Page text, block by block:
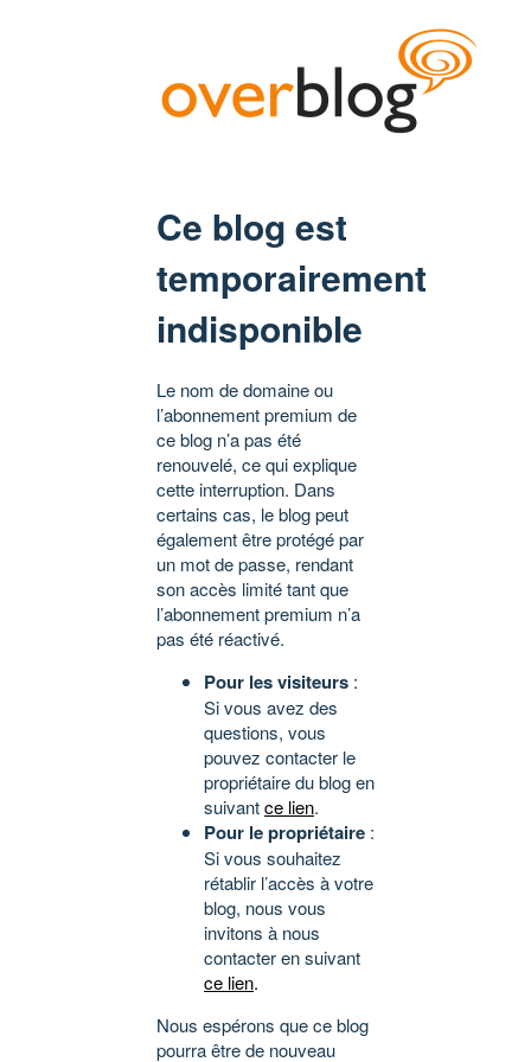
Ce blog est
temporairement
indisponible
Le nom de domaine ou
l’abonnement premium de
ce blog n’a pas été
renouvelé, ce qui explique
cette interruption. Dans
certains cas, le blog peut
également être protégé par
un mot de passe, rendant
son accès limité tant que
l’abonnement premium n’a
pas été réactivé.
Pour les visiteurs :
Si vous avez des
questions, vous
pouvez contacter le
propriétaire du blog en
suivantce lien.
Pour le propriétaire :
Si vous souhaitez
rétablir l’accès à votre
blog, nous vous
invitons à nous
contacter en suivant
ce lien.
Nous espérons que ce blog
pourra être de nouveau